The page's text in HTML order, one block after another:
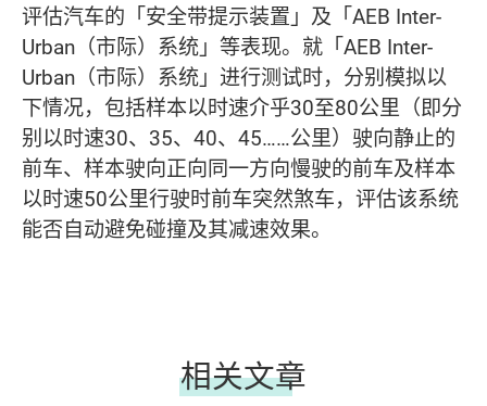
评估汽车的「安全带提示装置」及「AEB Inter-
Urban（市际）系统」等表现。就「AEB Inter-
Urban（市际）系统」进行测试时，分别模拟以
下情况，包括样本以时速介乎30至80公里（即分
别以时速30、35、40、45……公里）驶向静止的
前车、样本驶向正向同一方向慢驶的前车及样本
以时速50公里行驶时前车突然煞车，评估该系统
能否自动避免碰撞及其减速效果。
相关文章